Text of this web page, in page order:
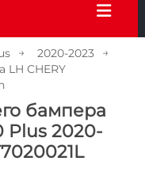
2020-2023
CHERY
бампера
Plus 2020-